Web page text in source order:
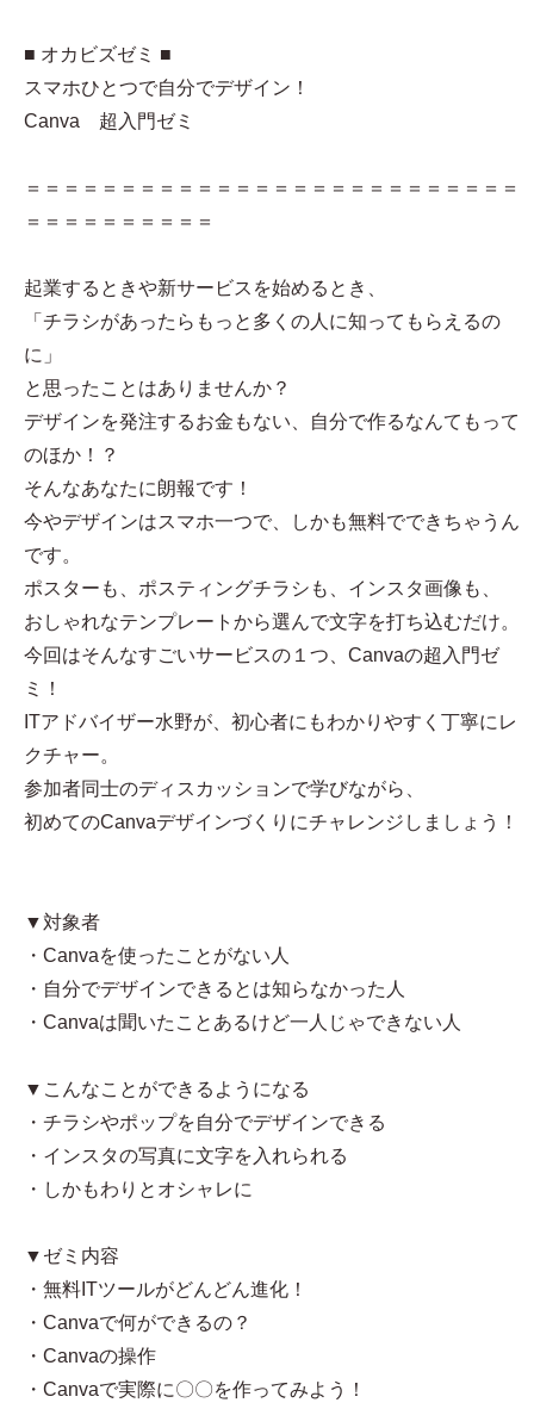
■ オカビズゼミ ■
スマホひとつで自分でデザイン！
Canva 超入門ゼミ
＝＝＝＝＝＝＝＝＝＝＝＝＝＝＝＝＝＝＝＝＝＝＝＝＝＝
＝＝＝＝＝＝＝＝＝＝
起業するときや新サービスを始めるとき、
「チラシがあったらもっと多くの人に知ってもらえるの
に」
と思ったことはありませんか？
デザインを発注するお金もない、自分で作るなんてもって
のほか！？
そんなあなたに朗報です！
今やデザインはスマホ一つで、しかも無料でできちゃうん
です。
ポスターも、ポスティングチラシも、インスタ画像も、
おしゃれなテンプレートから選んで文字を打ち込むだけ。
今回はそんなすごいサービスの１つ、Canvaの超入門ゼ
ミ！
ITアドバイザー水野が、初心者にもわかりやすく丁寧にレ
クチャー。
参加者同士のディスカッションで学びながら、
初めてのCanvaデザインづくりにチャレンジしましょう！
▼対象者
・Canvaを使ったことがない人
・自分でデザインできるとは知らなかった人
・Canvaは聞いたことあるけど一人じゃできない人
▼こんなことができるようになる
・チラシやポップを自分でデザインできる
・インスタの写真に文字を入れられる
・しかもわりとオシャレに
▼ゼミ内容
・無料ITツールがどんどん進化！
・Canvaで何ができるの？
・Canvaの操作
・Canvaで実際に〇〇を作ってみよう！